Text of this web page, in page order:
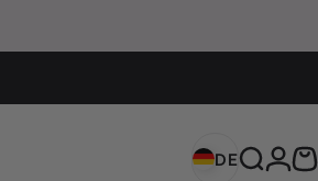
DE
Deutschland
Suche
Login